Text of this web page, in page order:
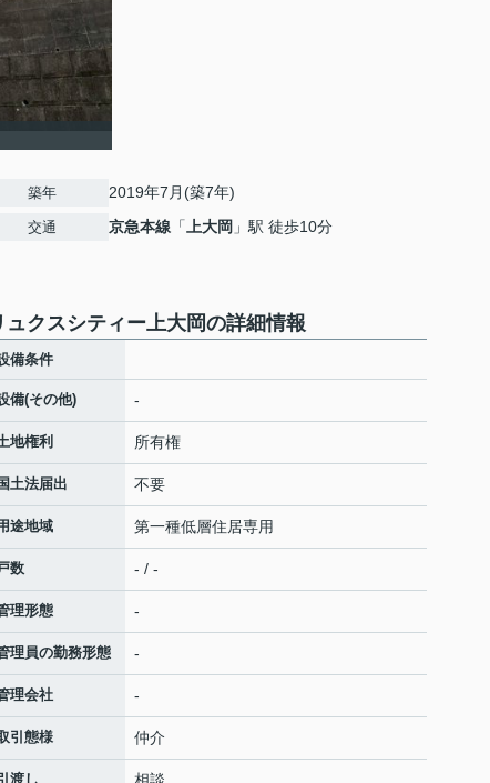
築年 2019年7月(築7年)
交通 京急本線 「 上大岡 」駅 徒歩10分
ュクスシティー上大岡の詳細情報
備条件
備(その他) -
地権利 所有権
土法届出 不要
途地域 第一種低層住居専用
数 - / -
理形態 -
理員の勤務形態 -
理会社 -
引態様 仲介
渡し